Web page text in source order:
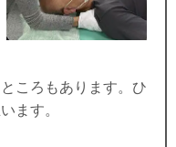
ころもあります。ひ
ます。